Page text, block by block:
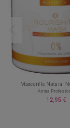
Mascarilla Natural
Antea
12,95 €